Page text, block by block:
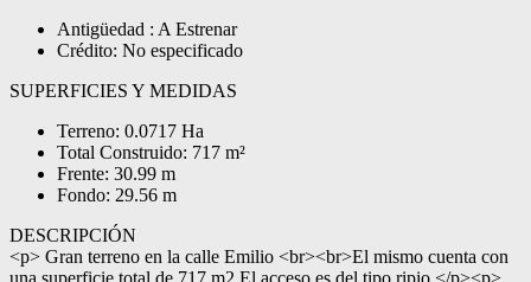
Antigüedad : A Estrenar
Crédito: No especificado
SUPERFICIES Y MEDIDAS
Terreno: 0.0717 Ha
Total Construido: 717 m²
Frente: 30.99 m
Fondo: 29.56 m
DESCRIPCIÓN
<p> Gran terreno en la calle Emilio <br><br>El mismo cuenta con
una superficie total de 717 m2 El acceso es del tipo ripio.</p><p>